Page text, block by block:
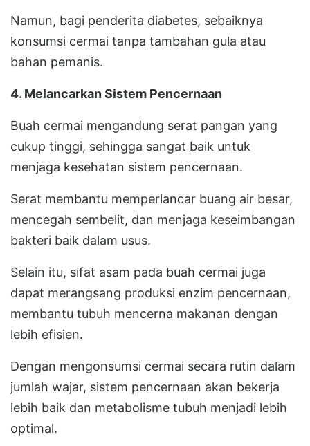
Namun, bagi penderita diabetes, sebaiknya
konsumsi cermai tanpa tambahan gula atau
bahan pemanis.
4. Melancarkan Sistem Pencernaan
Buah cermai mengandung serat pangan yang
cukup tinggi, sehingga sangat baik untuk
menjaga kesehatan sistem pencernaan.
Serat membantu memperlancar buang air besar,
mencegah sembelit, dan menjaga keseimbangan
bakteri baik dalam usus.
Selain itu, sifat asam pada buah cermai juga
dapat merangsang produksi enzim pencernaan,
membantu tubuh mencerna makanan dengan
lebih efisien.
Dengan mengonsumsi cermai secara rutin dalam
jumlah wajar, sistem pencernaan akan bekerja
lebih baik dan metabolisme tubuh menjadi lebih
optimal.